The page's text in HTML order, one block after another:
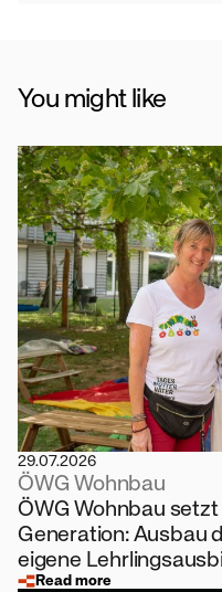
You might like
29.07.2026
ÖWG Wohnbau
ÖWG Wohnbau
Generation: Ausbau
eigene
Read more